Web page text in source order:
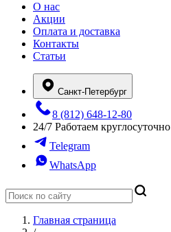
О нас
Акции
Оплата и доставка
Контакты
Статьи
Санкт-Петербург
8 (812) 648-12-80
24/7 Работаем круглосуточно
Telegram
WhatsApp
Главная страница